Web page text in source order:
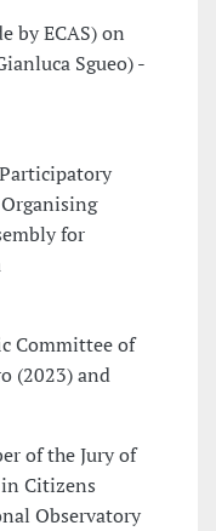
by ECAS) on
Sgueo) -
for
Committee of
(2023) and
of the Jury of
Citizens
Observatory